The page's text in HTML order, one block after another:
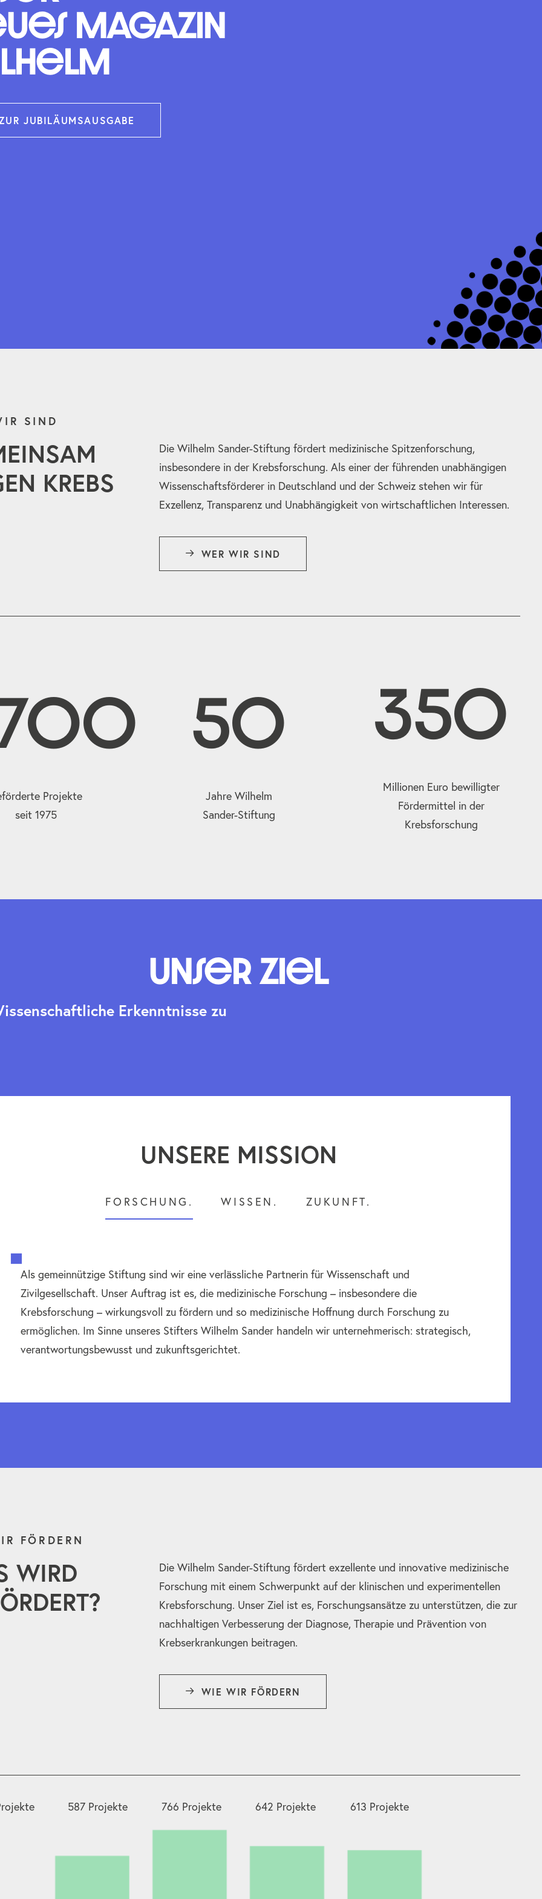
Magazin
JUBILÄUMSAUSGABE
SIND
KREBS
Die Wilhelm Sander-Stiftung fördert medizinische Spitzenforschung,
insbesondere in der Krebsforschung. Als einer der führenden unabhängigen
Wissenschaftsförderer in Deutschland und der Schweiz stehen wir für
Exzellenz, Transparenz und Unabhängigkeit von wirtschaftlichen Interessen.
WER WIR SIND
Projekte
seit 1975
50
Jahre Wilhelm
Sander-Stiftung
350
Millionen Euro bewilligter
Fördermittel in der
Krebsforschung
Unser Ziel
issenschaftliche Erkenntnisse zu
UNSERE MISSION
FORSCHUNG. WISSEN. ZUKUNFT.
Als gemeinnützige Stiftung sind wir eine verlässliche Partnerin für Wissenschaft und
Zivilgesellschaft. Unser Auftrag ist es, die medizinische Forschung – insbesondere die
Krebsforschung – wirkungsvoll zu fördern und so medizinische Hoffnung durch Forschung zu
ermöglichen. Im Sinne unseres Stifters Wilhelm Sander handeln wir unternehmerisch: strategisch,
verantwortungsbewusst und zukunftsgerichtet.
FÖRDERN
WIRD
Die Wilhelm Sander-Stiftung fördert exzellente und innovative medizinische
Forschung mit einem Schwerpunkt auf der klinischen und experimentellen
Krebsforschung. Unser Ziel ist es, Forschungsansätze zu unterstützen, die zur
nachhaltigen Verbesserung der Diagnose, Therapie und Prävention von
Krebserkrankungen beitragen.
WIE WIR FÖRDERN
587 Projekte 766 Projekte 642 Projekte 613 Projekte